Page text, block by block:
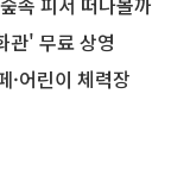
관' 무료 상영
·어린이 체력장